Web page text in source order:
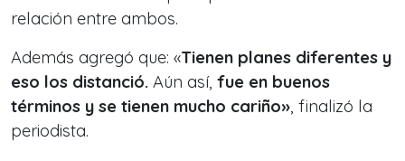
relación entre ambos.
Además agregó que: «Tienen planes diferentes y
eso los distanció. Aún así, fue en buenos
términos y se tienen mucho cariño», finalizó la
periodista.